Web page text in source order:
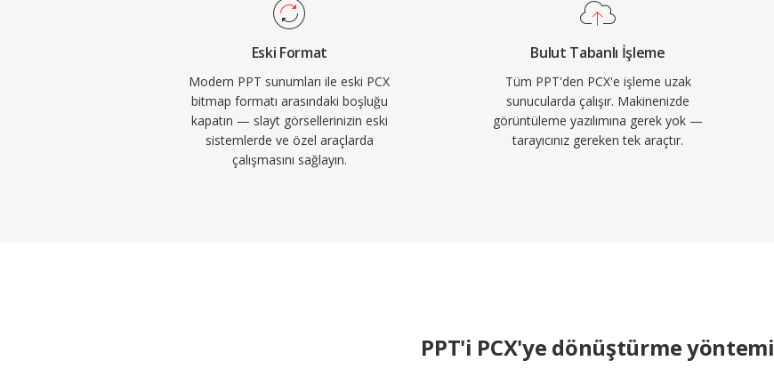
Eski Format
Modern PPT sunumları ile eski PCX
bitmap formatı arasındaki boşluğu
kapatın — slayt görsellerinizin eski
sistemlerde ve özel araçlarda
çalışmasını sağlayın.
Bulut Tabanlı İşleme
Tüm PPT'den PCX'e işleme uzak
sunucularda çalışır. Makinenizde
görüntüleme yazılımına gerek yok —
tarayıcınız gereken tek araçtır.
PPT'i PCX'ye dönüştürme yöntemi